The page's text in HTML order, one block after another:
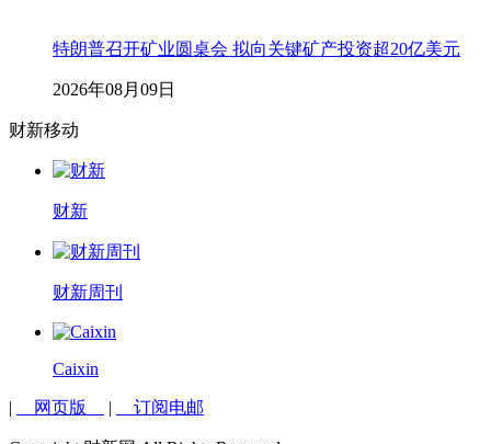
特朗普召开矿业圆桌会 拟向关键矿产投资超20亿美元
2026年08月09日
财新移动
财新
财新周刊
Caixin
| 网页版 | 订阅电邮